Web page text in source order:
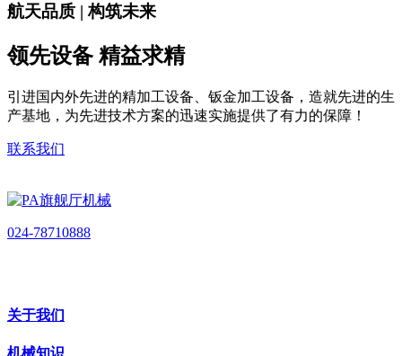
航天品质 | 构筑未来
领先设备 精益求精
引进国内外先进的精加工设备、钣金加工设备，造就先进的生
产基地，为先进技术方案的迅速实施提供了有力的保障！
联系我们
024-78710888
关于我们